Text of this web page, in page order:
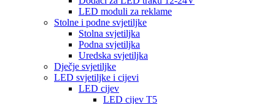
LED moduli za reklame
Stolne i podne svjetiljke
Stolna svjetiljka
Podna svjetiljka
Uredska svjetiljka
Dječje svjetiljke
LED svjetiljke i cijevi
LED cijev
LED cijev T5